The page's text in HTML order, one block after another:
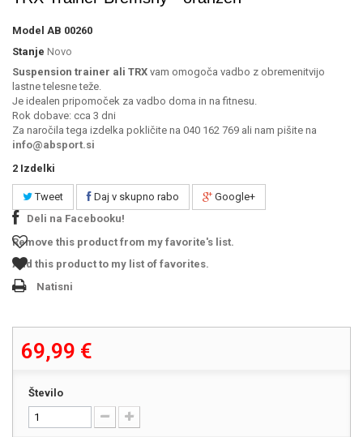
Model AB 00260
Stanje Novo
Suspension trainer ali TRX vam omogoča vadbo z obremenitvijo
lastne telesne teže.
Je idealen pripomoček za vadbo doma in na fitnesu.
Rok dobave: cca 3 dni
Za naročila tega izdelka pokličite na 040 162 769 ali nam pišite na
info@absport.si
2 Izdelki
Tweet Daj v skupno rabo
Google+
Deli na Facebooku!
Remove this product from my favorite's list.
Add this product to my list of favorites.
Natisni
69,99 €
Število